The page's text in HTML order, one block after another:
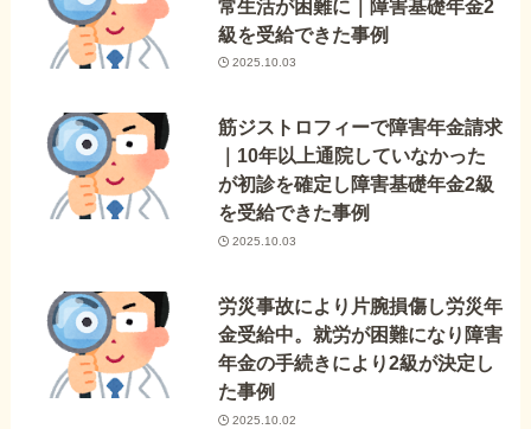
常生活が困難に｜障害基礎年金2
級を受給できた事例
2025.10.03
筋ジストロフィーで障害年金請求
｜10年以上通院していなかった
が初診を確定し障害基礎年金2級
を受給できた事例
2025.10.03
労災事故により片腕損傷し労災年
金受給中。就労が困難になり障害
年金の手続きにより2級が決定し
た事例
2025.10.02